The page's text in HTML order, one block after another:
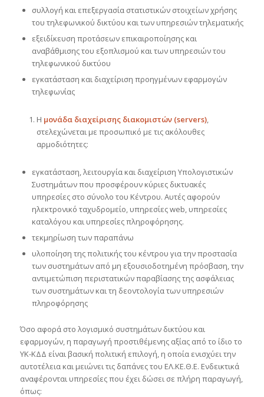
συλλογή και επεξεργασία στατιστικών στοιχείων χρήσης
του τηλεφωνικού δικτύου και των υπηρεσιών τηλεματικής
εξειδίκευση προτάσεων επικαιροποίησης και
αναβάθμισης του εξοπλισμού και των υπηρεσιών του
τηλεφωνικού δικτύου
εγκατάσταση και διαχείριση προηγμένων εφαρμογών
τηλεφωνίας
Η μονάδα διαχείρισης διακομιστών (servers),
στελεχώνεται με προσωπικό με τις ακόλουθες
αρμοδιότητες:
εγκατάσταση, λειτουργία και διαχείριση Υπολογιστικών
Συστημάτων που προσφέρουν κύριες δικτυακές
υπηρεσίες στο σύνολο του Κέντρου. Αυτές αφορούν
ηλεκτρονικό ταχυδρομείο, υπηρεσίες web, υπηρεσίες
καταλόγου και υπηρεσίες πληροφόρησης.
τεκμηρίωση των παραπάνω
υλοποίηση της πολιτικής του κέντρου για την προστασία
των συστημάτων από μη εξουσιοδοτημένη πρόσβαση, την
αντιμετώπιση περιστατικών παραβίασης της ασφάλειας
των συστημάτων και τη δεοντολογία των υπηρεσιών
πληροφόρησης
Όσο αφορά στο λογισμικό συστημάτων δικτύου και
εφαρμογών, η παραγωγή προστιθέμενης αξίας από το ίδιο το
ΥΚ-ΚΔΔ είναι βασική πολιτική επιλογή, η οποία ενισχύει την
αυτοτέλεια και μειώνει τις δαπάνες του ΕΛ.ΚΕ.Θ.Ε. Ενδεικτικά
αναφέρονται υπηρεσίες που έχει δώσει σε πλήρη παραγωγή,
όπως: